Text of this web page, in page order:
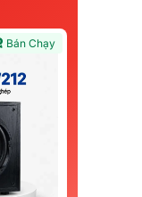
Bán Chạy